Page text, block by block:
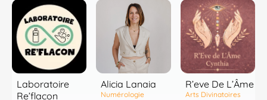
Laboratoire
Re’flacon
Alicia Lanaia
Numérologie
R’eve De L’Âme
Arts Divinatoires